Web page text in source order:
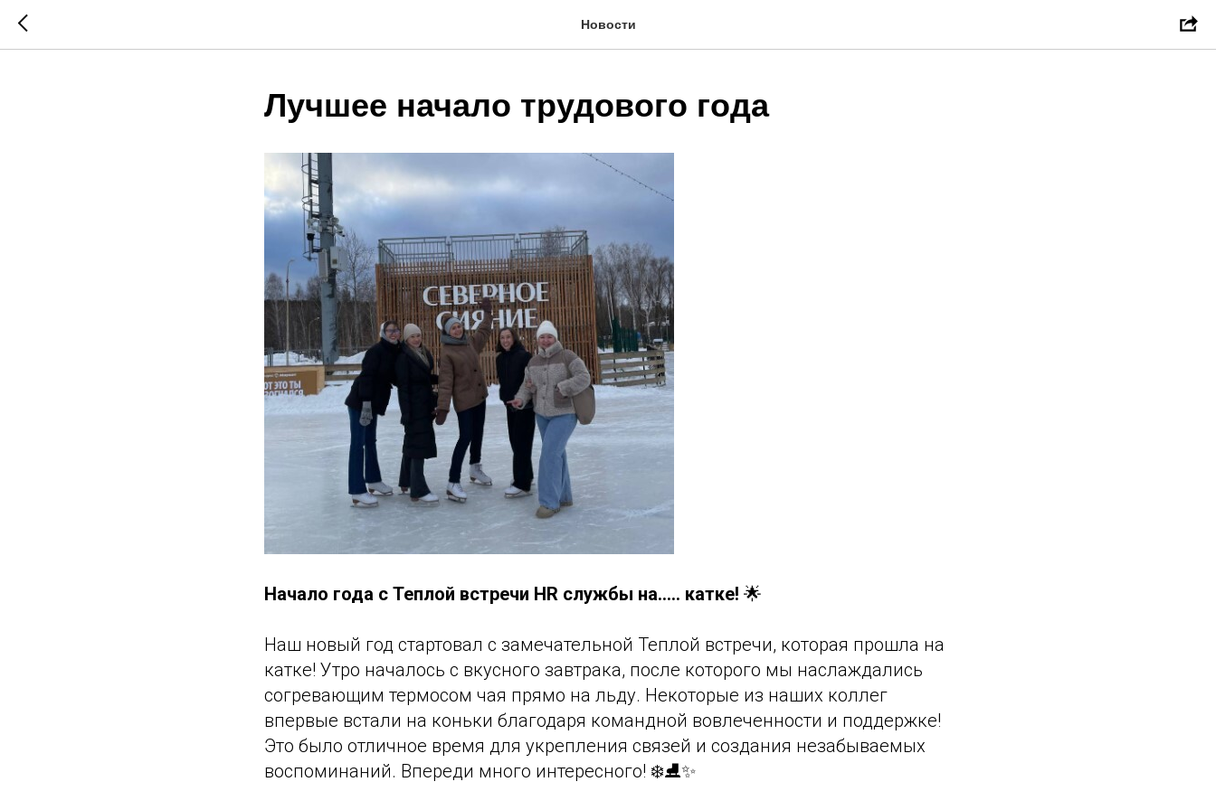
Новости
Лучшее начало трудового года
Начало года с Теплой встречи HR службы на..... катке! 🌟
Наш новый год стартовал с замечательной Теплой встречи, которая прошла на
катке! Утро началось с вкусного завтрака, после которого мы наслаждались
согревающим термосом чая прямо на льду. Некоторые из наших коллег
впервые встали на коньки благодаря командной вовлеченности и поддержке!
Это было отличное время для укрепления связей и создания незабываемых
воспоминаний. Впереди много интересного! ❄️⛸️✨